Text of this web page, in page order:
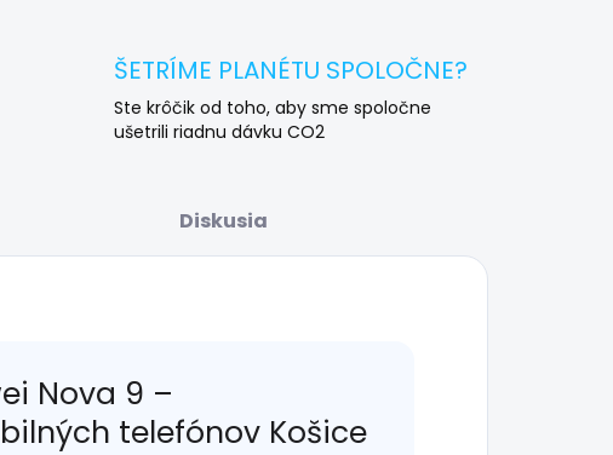
ŠETRÍME PLANÉTU SPOLOČNE?
Ste krôčik od toho, aby sme spoločne
ušetrili riadnu dávku CO2
Diskusia
Nova 9 –
telefónov Košice